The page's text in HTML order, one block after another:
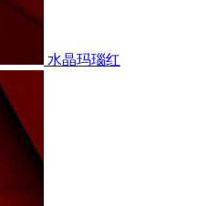
水晶玛瑙红